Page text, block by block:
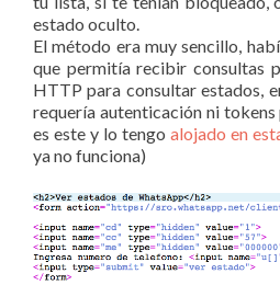
estado oculto.
El método era muy sencillo,
que permitía recibir consultas
HTTP para consultar estados,
requería autenticación ni
es este y lo tengo alojado en
ya no funciona)